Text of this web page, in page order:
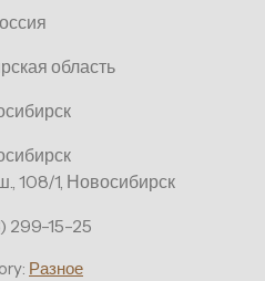
область
108/1, Новосибирск
299-15-25
Разное